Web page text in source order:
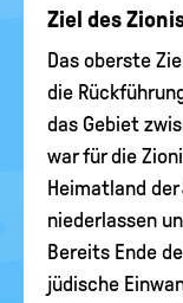
Ziel des
Das oberste
die
das Gebiet
war für die
Heimatland
niederlassen
Bereits Ende
jüdische